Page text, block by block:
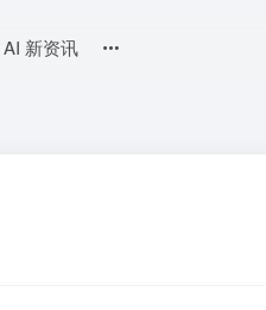
AI 新资讯